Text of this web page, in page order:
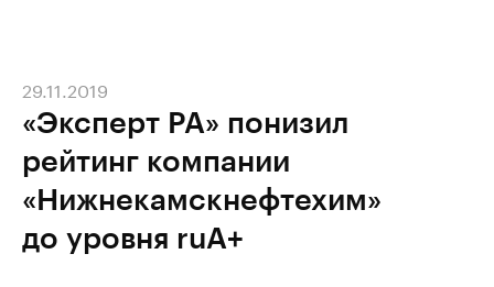
«Эксперт РА» понизил
рейтинг компании
«Нижнекамскнефтехим»
до уровня ruA+
29.11.2019